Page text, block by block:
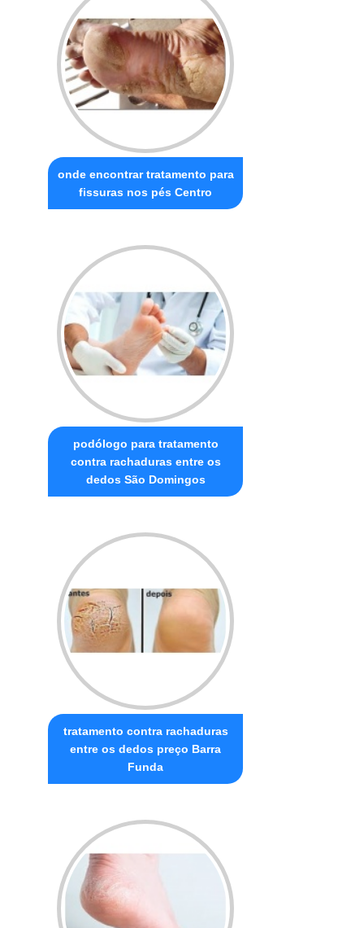
onde encontrar tratamento para
fissuras nos pés Centro
podólogo para tratamento
contra rachaduras entre os
dedos São Domingos
tratamento contra rachaduras
entre os dedos preço Barra
Funda